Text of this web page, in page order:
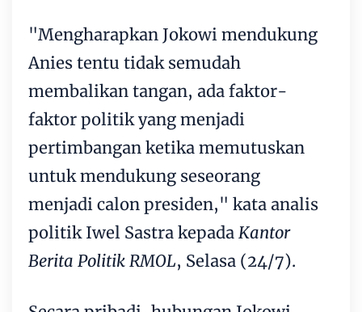
"Mengharapkan Jokowi mendukung
Anies tentu tidak semudah
membalikan tangan, ada faktor-
faktor politik yang menjadi
pertimbangan ketika memutuskan
untuk mendukung seseorang
menjadi calon presiden," kata analis
politik Iwel Sastra kepada Kantor
Berita Politik RMOL, Selasa (24/7).